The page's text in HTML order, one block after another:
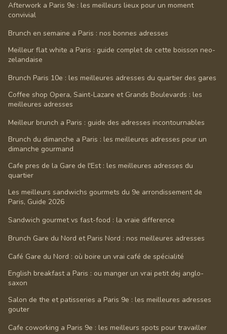
Afterwork a Paris 9e : les meilleurs lieux pour un moment
convivial
Brunch en semaine a Paris : nos bonnes adresses
Meilleur flat white a Paris : guide complet de cette boisson neo-
zelandaise
Brunch Paris 10e : les meilleures adresses du quartier des gares
Coffee shop Opera, Saint-Lazare et Grands Boulevards : les
meilleures adresses
Meilleur brunch a Paris : guide des adresses incontournables
Brunch du dimanche a Paris : les meilleures adresses pour un
dimanche gourmand
Cafe pres de la Gare de l'Est : les meilleures adresses du
quartier
Les meilleurs sandwichs gourmets du 9e arrondissement de
Paris, Guide 2026
Sandwich gourmet vs fast-food : la vraie difference
Brunch Gare du Nord et Paris Nord : nos meilleures adresses
Café Gare du Nord : où boire un vrai café de spécialité
English breakfast a Paris : ou manger un vrai petit dej anglo-
saxon
Salon de the et patisseries a Paris 9e : les meilleures adresses
gouter
Cafe coworking a Paris 9e : les meilleurs spots pour travailler